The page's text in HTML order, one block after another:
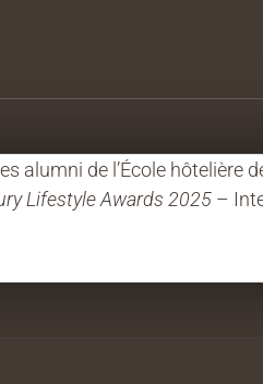
alumni de l’École hôtelière
Lifestyle Awards 2025 –